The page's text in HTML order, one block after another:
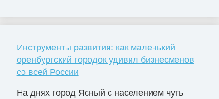
Инструменты развития: как маленький
оренбургский городок удивил бизнесменов
со всей России
На днях город Ясный с населением чуть